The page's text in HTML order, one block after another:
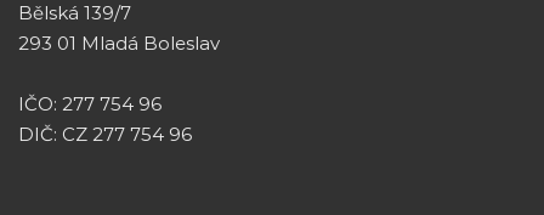
Bělská 139/7
293 01 Mladá Boleslav
IČO: 277 754 96
DIČ: CZ 277 754 96